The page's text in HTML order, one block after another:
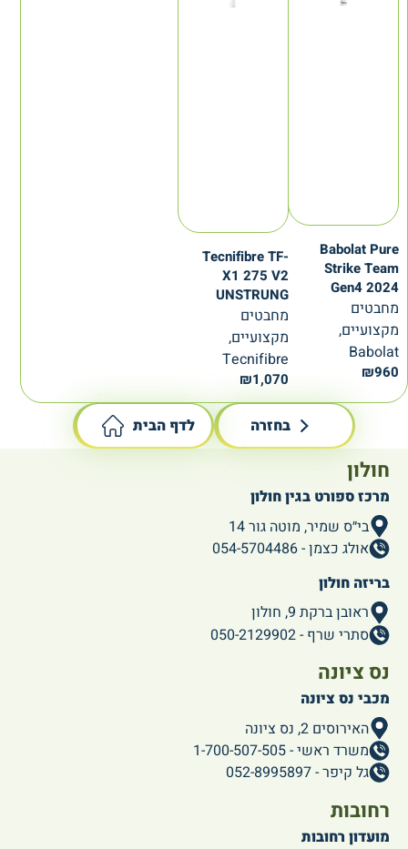
Babolat Pure
Strike Team
Gen4 2024
מחבטים
מקצועיים,
Babolat
₪960
Tecnifibre TF-
X1 275 V2
UNSTRUNG
מחבטים
מקצועיים,
Tecnifibre
₪1,070
בחזרה לדף הבית
חולון
מרכז ספורט בגין חולון
בי״ס שמיר, מוטה גור 14
אולג כצמן - 054-5704486
בריזה חולון
ראובן ברקת 9, חולון
סתרי שרף - 050-2129902
נס ציונה
מכבי נס ציונה
האירוסים 2, נס ציונה
משרד ראשי - 1-700-507-505
גל קיפר - 052-8995897
רחובות
מועדון רחובות